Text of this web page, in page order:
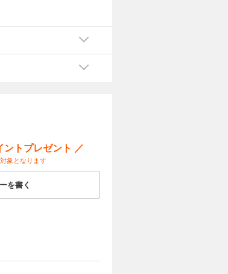
ントプレゼント ／
象となります
を書く